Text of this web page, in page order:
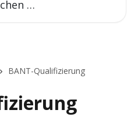
BANT-Qualifizierung